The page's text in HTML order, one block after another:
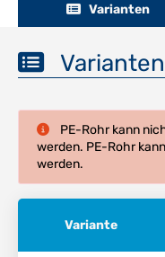
Varianten
Varianten
PE-Rohr kann
werden. PE-Rohr
werden.
Variante